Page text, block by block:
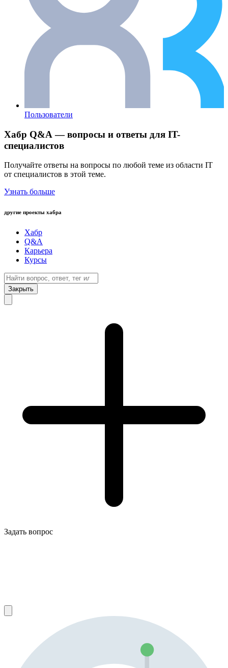
Пользователи
Хабр Q&A — вопросы и ответы для IT-
специалистов
Получайте ответы на вопросы по любой теме из области IT
от специалистов в этой теме.
Узнать больше
другие проекты хабра
Хабр
Q&A
Карьера
Курсы
Закрыть
Задать вопрос